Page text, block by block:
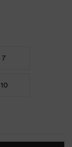
7
10